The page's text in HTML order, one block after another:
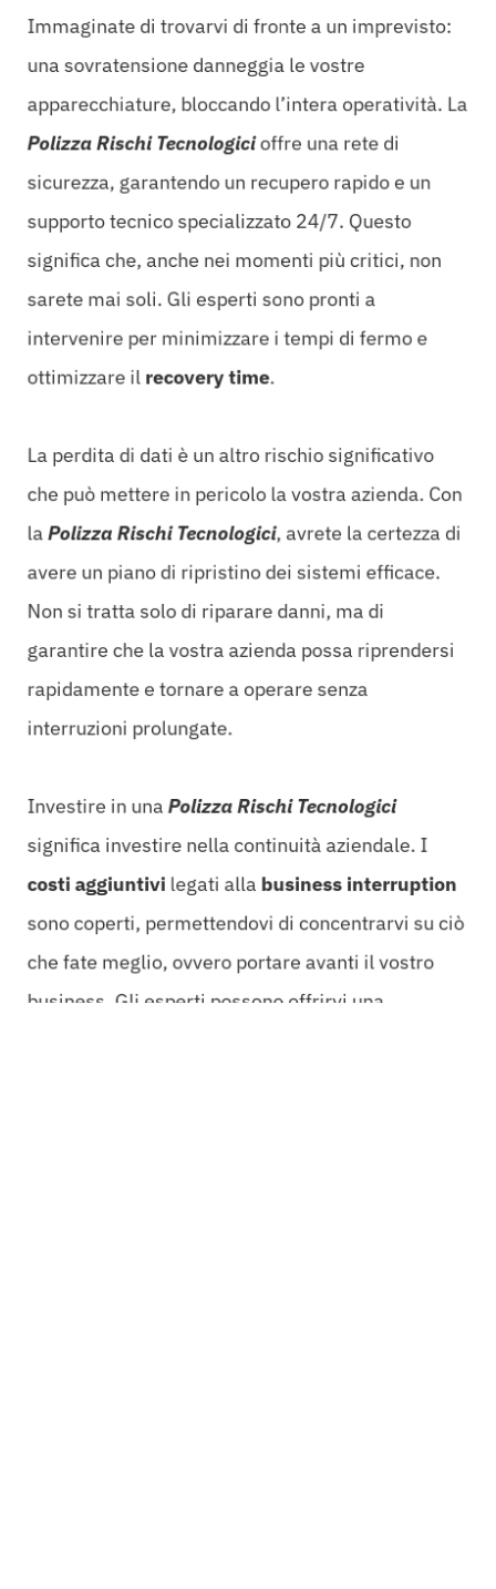
Immaginate di trovarvi di fronte a un imprevisto:
una sovratensione danneggia le vostre
apparecchiature, bloccando l’intera operatività. La
Polizza Rischi Tecnologicioffre una rete di
sicurezza, garantendo un recupero rapido e un
supporto tecnico specializzato 24/7. Questo
significa che, anche nei momenti più critici, non
sarete mai soli. Gli esperti sono pronti a
intervenire per minimizzare i tempi di fermo e
ottimizzare il recovery time.
La perdita di dati è un altro rischio significativo
che può mettere in pericolo la vostra azienda. Con
laPolizza Rischi Tecnologici, avrete la certezza di
avere un piano di ripristino dei sistemi efficace.
Non si tratta solo di riparare danni, ma di
garantire che la vostra azienda possa riprendersi
rapidamente e tornare a operare senza
interruzioni prolungate.
Investire in unaPolizza Rischi Tecnologici
significa investire nella continuità aziendale. I
costi aggiuntivi legati alla business interruption
sono coperti, permettendovi di concentrarvi su ciò
che fate meglio, ovvero portare avanti il vostro
business. Gli esperti possono offrirvi una